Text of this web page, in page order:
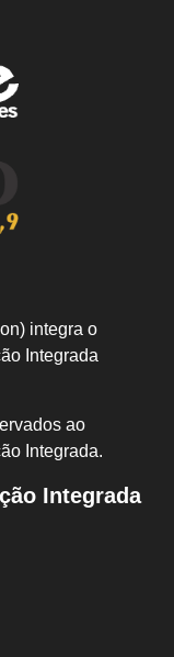
integra o
Integrada
ao
I ntegrada.
Integrada